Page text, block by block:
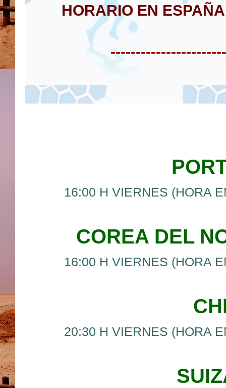
HORARIO EN ESPAÑA
16:00 H VIERNES (HORA
COREA DEL
16:00 H VIERNES (HORA
20:30 H VIERNES (HORA